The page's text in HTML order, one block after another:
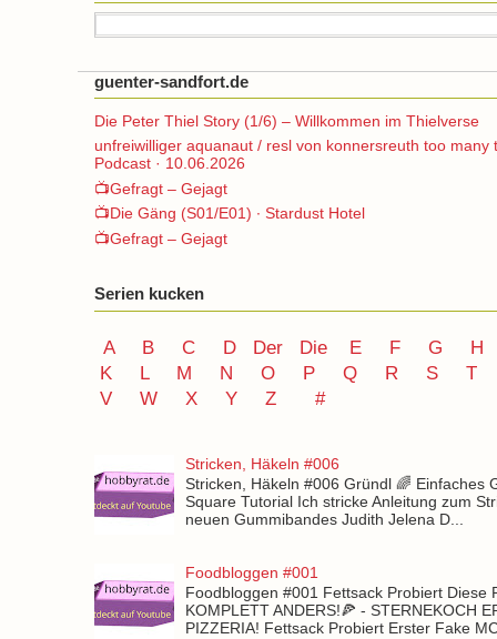
guenter-sandfort.de
Die Peter Thiel Story (1/6) – Willkommen im Thielverse
unfreiwilliger aquanaut / resl von konnersreuth too many
Podcast · 10.06.2026
📺Gefragt – Gejagt
📺Die Gäng (S01/E01) ∙ Stardust Hotel
📺Gefragt – Gejagt
Serien kucken
A B C D Der Die E F G
H
K
L M N O P Q R S
T
V
W X Y Z #
Stricken, Häkeln #006
Stricken, Häkeln #006 Gründl 🌈 Einfaches
Square Tutorial Ich stricke Anleitung zum
neuen Gummibandes Judith Jelena D...
Foodbloggen #001
Foodbloggen #001 Fettsack Probiert Diese
KOMPLETT ANDERS!🍕 - STERNEKOCH
PIZZERIA! Fettsack Probiert Erster Fake